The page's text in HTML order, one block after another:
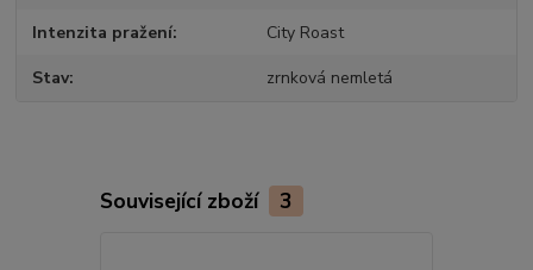
Intenzita pražení City Roast
Stav zrnková nemletá
Související zboží 3